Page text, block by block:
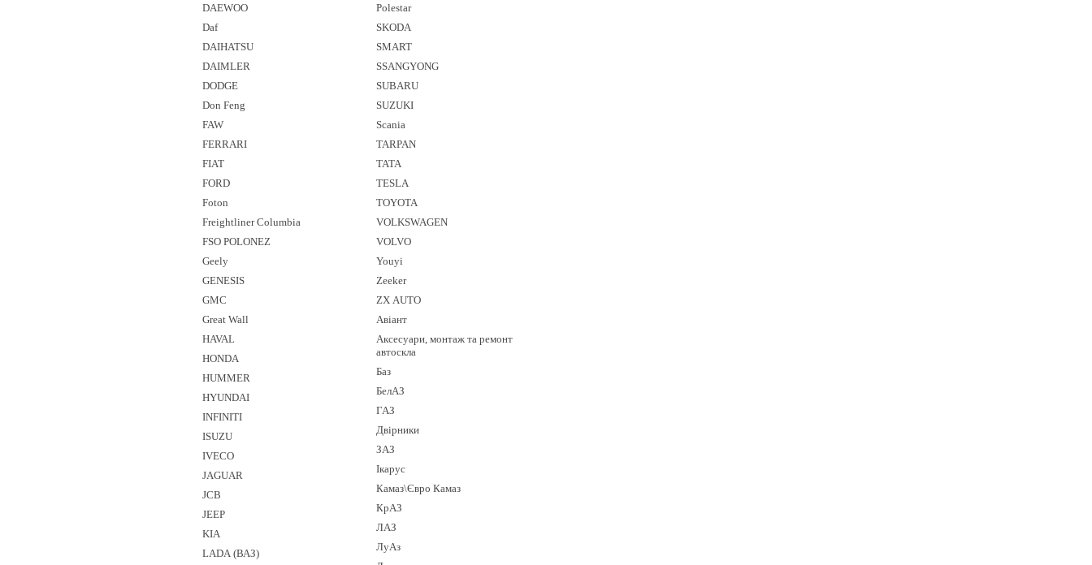
DAEWOO
Daf
DAIHATSU
DAIMLER
DODGE
Don Feng
FAW
FERRARI
FIAT
FORD
Foton
Freightliner Columbia
FSO POLONEZ
Geely
GENESIS
GMC
Great Wall
HAVAL
HONDA
HUMMER
HYUNDAI
INFINITI
ISUZU
IVECO
JAGUAR
JCB
JEEP
KIA
LADA (ВАЗ)
Polestar
SKODA
SMART
SSANGYONG
SUBARU
SUZUKI
Sсania
TARPAN
TATA
TESLA
TOYOTA
VOLKSWAGEN
VOLVO
Youyi
Zeeker
ZX AUTO
Авіант
Аксесуари, монтаж та ремонт
автоскла
Баз
БелАЗ
ГАЗ
Двірники
ЗАЗ
Ікарус
Камаз\Євро Камаз
КрАЗ
ЛАЗ
ЛуАз